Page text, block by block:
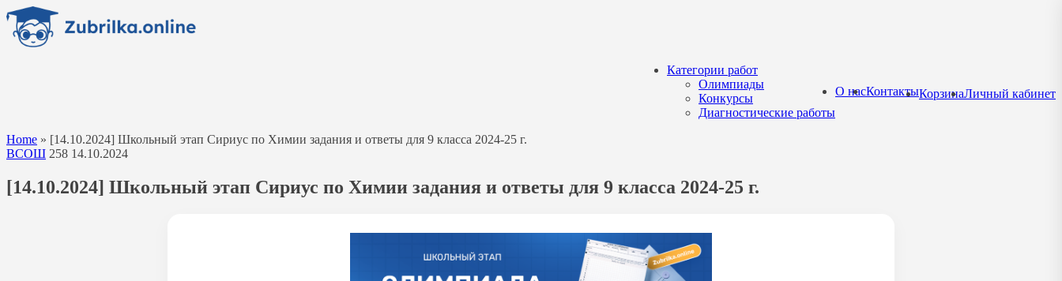
Перейти
содержанию
Категории работ
Олимпиады
Конкурсы
Диагностические работы
О насКонтактыКорзинаЛичный кабинет
Home » [14.10.2024] Школьный этап Сириус по Химии задания и ответы для 9 класса 2024-25 г.
ВСОШ 258 14.10.2024
[14.10.2024] Школьный этап Сириус по Химии задания и ответы для 9 класса 2024-25 г.